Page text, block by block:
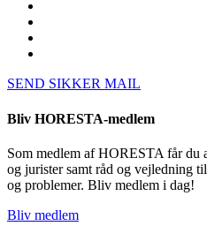
SEND SIKKER MAIL
Bliv HORESTA-medlem
Som medlem af HORESTA får du
og jurister samt råd og vejledning
og problemer. Bliv medlem i dag!
Bliv medlem